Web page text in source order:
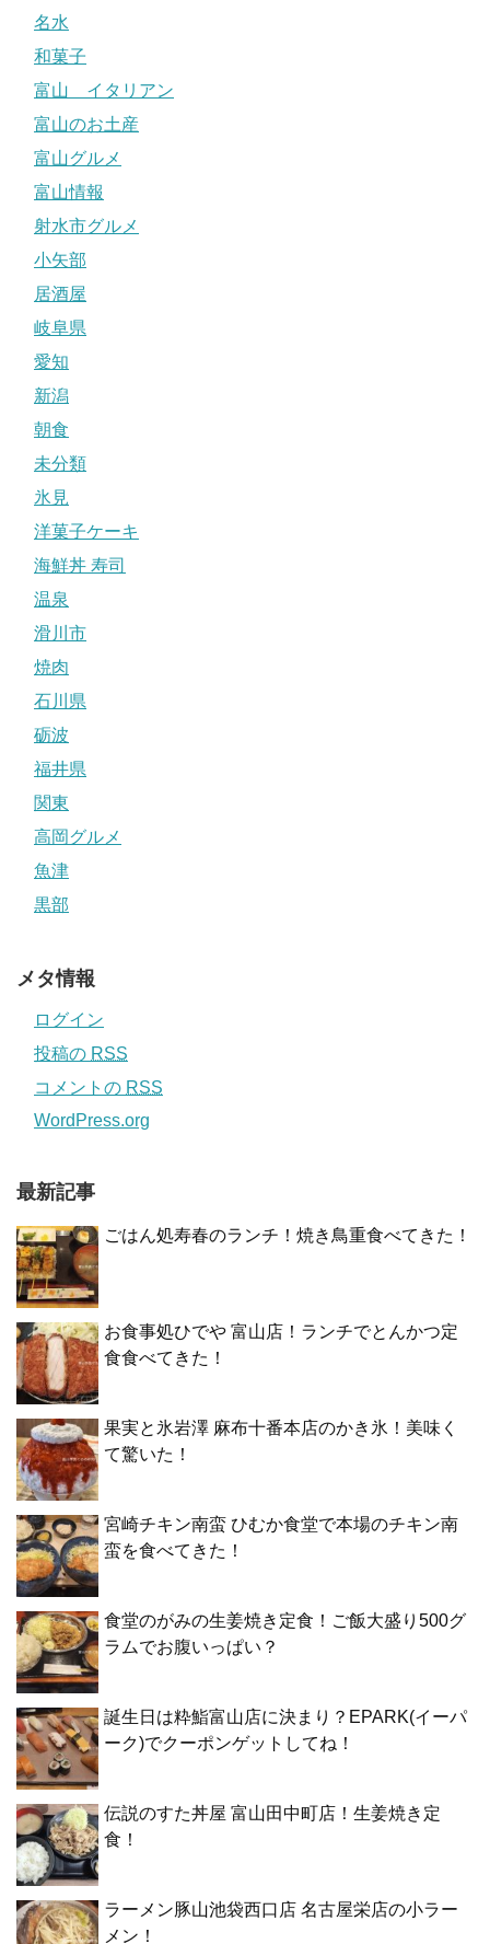
名水
和菓子
富山 イタリアン
富山のお土産
富山グルメ
富山情報
射水市グルメ
小矢部
居酒屋
岐阜県
愛知
新潟
朝食
未分類
氷見
洋菓子ケーキ
海鮮丼 寿司
温泉
滑川市
焼肉
石川県
砺波
福井県
関東
高岡グルメ
魚津
黒部
メタ情報
ログイン
投稿の RSS
コメントの RSS
WordPress.org
最新記事
ごはん処寿春のランチ！焼き鳥重食べてきた！
お食事処ひでや 富山店！ランチでとんかつ定
食食べてきた！
果実と氷岩澤 麻布十番本店のかき氷！美味く
て驚いた！
宮崎チキン南蛮 ひむか食堂で本場のチキン南
蛮を食べてきた！
食堂のがみの生姜焼き定食！ご飯大盛り500グ
ラムでお腹いっぱい？
誕生日は粋鮨富山店に決まり？EPARK(イーパ
ーク)でクーポンゲットしてね！
伝説のすた丼屋 富山田中町店！生姜焼き定
食！
ラーメン豚山池袋西口店 名古屋栄店の小ラー
メン！